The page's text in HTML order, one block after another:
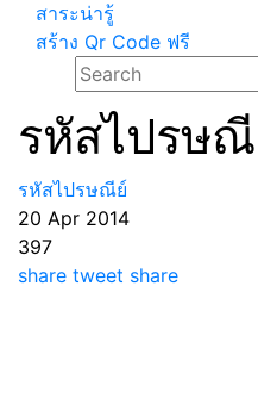
สาระน่ารู้
สร้าง Qr Code ฟรี
รหัสไปรษ
รหัสไปรษณีย์
20 Apr 2014
397
share tweet share